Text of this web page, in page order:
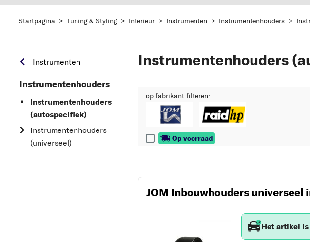
Startpagina > Tuning & Styling > Interieur > Instrumenten > Instrumentenhouders >
Instrumenten
Instrumentenhouders
Instrumentenhouders
(autospecifiek)
Instrumentenhouders
(universeel)
Instrumentenhouders
op fabrikant filteren:
Op voorraad
JOM Inbouwhouders
Het artikel